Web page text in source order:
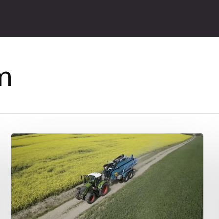
Den
moderna
gödselspridaren
–
HILL
SPRIDAREN
–